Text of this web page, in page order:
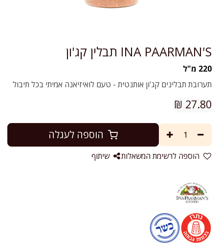
INA PAARMAN'S תבלין קג'ון
220 מ"ל
תערובת תבלינים קג'ון אותנטית - טעם לואיזיאנה אמיתי בכל תיבול
27.80
₪
הוספה לעגלה
הוספה לרשימת המשאלות שיתוף